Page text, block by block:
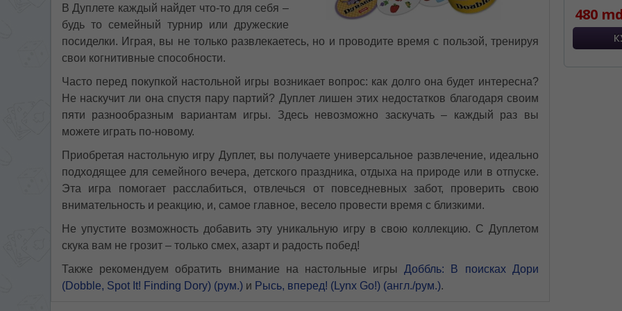
В Дуплете каждый найдет что-то для себя –
будь то семейный турнир или дружеские
посиделки. Играя, вы не только развлекаетесь, но и проводите время с пользой, тренируя
свои когнитивные способности.
Часто перед покупкой настольной игры возникает вопрос: как долго она будет интересна?
Не наскучит ли она спустя пару партий? Дуплет лишен этих недостатков благодаря своим
пяти разнообразным вариантам игры. Здесь невозможно заскучать – каждый раз вы
можете играть по-новому.
Приобретая настольную игру Дуплет, вы получаете универсальное развлечение, идеально
подходящее для семейного вечера, детского праздника, отдыха на природе или в отпуске.
Эта игра помогает расслабиться, отвлечься от повседневных забот, проверить свою
внимательность и реакцию, и, самое главное, весело провести время с близкими.
Не упустите возможность добавить эту уникальную игру в свою коллекцию. С Дуплетом
скука вам не грозит – только смех, азарт и радость побед!
Также рекомендуем обратить внимание на настольные игры Доббль: В поисках Дори
(Dobble, Spot It! Finding Dory) (рум.) и Рысь, вперед! (Lynx Go!) (англ./рум.).
480